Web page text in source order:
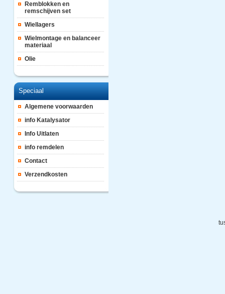
Remblokken en
remschijven set
Wiellagers
Wielmontage en balanceer
materiaal
Olie
Speciaal
Algemene voorwaarden
info Katalysator
Info Uitlaten
info remdelen
Contact
Verzendkosten